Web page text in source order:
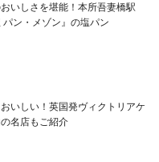
いしさを堪能！本所吾妻橋駅
パン・メゾン』の塩パン
いしい！英国発ヴィクトリアケ
名店もご紹介